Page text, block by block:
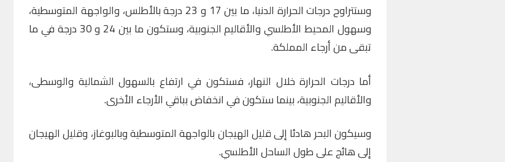
وستتراوح درجات الحرارة الدنيا، ما بين 17 و 23 درجة بالأطلس، والواجهة المتوسطية،
وسهول المحيط الأطلسي والأقاليم الجنوبية، وستكون ما بين 24 و 30 درجة في ما
تبقى من أرجاء المملكة.
أما درجات الحرارة خلال النهار، فستكون في ارتفاع بالسهول الشمالية والوسطى،
والأقاليم الجنوبية، بينما ستكون في انخفاض بباقي الأرجاء الأخرى.
وسيكون البحر هادئا إلى قليل الهيجان بالواجهة المتوسطية وبالبوغاز، وقليل الهيجان
إلى هائج على طول الساحل الأطلسي.